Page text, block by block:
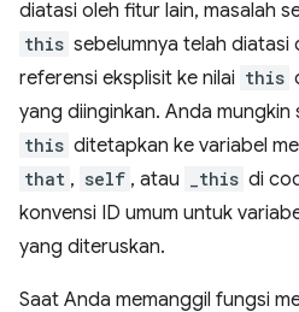
diatasi oleh fitur lain, masalah
this sebelumnya telah diatasi
referensi eksplisit ke nilai this
yang diinginkan. Anda mungkin
this ditetapkan ke variabel
that , self , atau _this di
konvensi ID umum untuk
yang diteruskan.
Saat Anda memanggil fungsi